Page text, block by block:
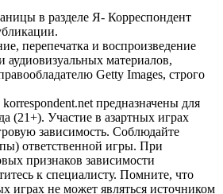
в разделе Я- Корреспондент
перепечатка и воспроизведение
аудиовизуальных материалов,
Getty Images, строго
предназначены для
(21+). Участие в азартных играх
зависимость. Соблюдайте
ответственной игры. При
признаков зависимости
к специалисту. Помните, что
играх не может являться источником